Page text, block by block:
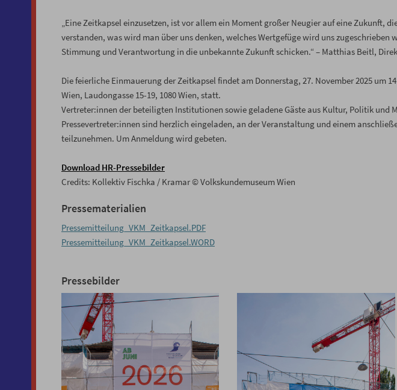
„Eine Zeitkapsel einzusetzen, ist vor allem ein Moment großer Neugier auf eine Zukunft,
verstanden, was wird man über uns denken, welches Wertgefüge wird uns
Stimmung und Verantwortung in die unbekannte Zukunft schicken.“ – Matthias Beitl,
Die feierliche Einmauerung der Zeitkapsel findet am Donnerstag, 27. November 2025 um
Wien, Laudongasse 15-19, 1080 Wien, statt.
Vertreter:innen der beteiligten Institutionen sowie geladene Gäste aus Kultur, Politik und
Pressevertreter:innen sind herzlich eingeladen, an der Veranstaltung und einem
teilzunehmen. Um Anmeldung wird gebeten.
Download HR-Pressebilder
Credits: Kollektiv Fischka / Kramar © Volkskundemuseum Wien
Pressematerialien
Pressemitteilung_VKM_Zeitkapsel.PDF
Pressemitteilung_VKM_Zeitkapsel.WORD
Pressebilder